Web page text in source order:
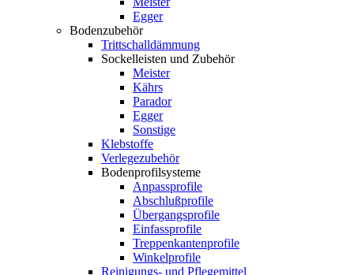
Egger
Bodenzubehör
Trittschalldämmung
Sockelleisten und Zubehör
Meister
Kährs
Parador
Egger
Sonstige
Klebstoffe
Verlegezubehör
Bodenprofilsysteme
Anpassprofile
Abschlußprofile
Übergangsprofile
Einfassprofile
Treppenkantenprofile
Winkelprofile
Reinigungs- und Pflegemittel